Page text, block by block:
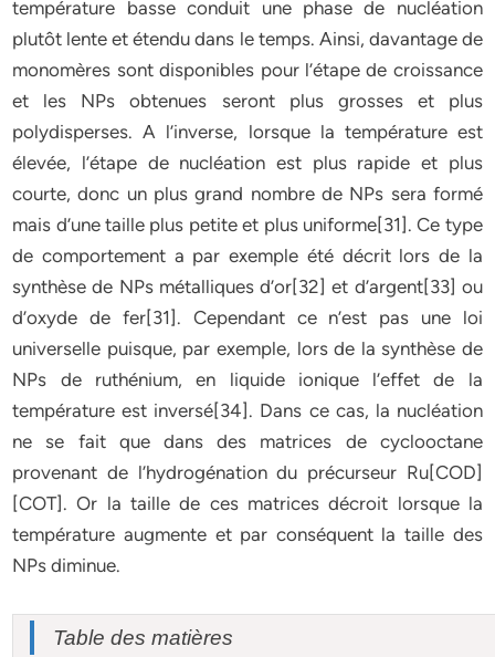
température basse conduit une phase de nucléation
plutôt lente et étendu dans le temps. Ainsi, davantage de
monomères sont disponibles pour l’étape de croissance
et les NPs obtenues seront plus grosses et plus
polydisperses. A l’inverse, lorsque la température est
élevée, l’étape de nucléation est plus rapide et plus
courte, donc un plus grand nombre de NPs sera formé
mais d’une taille plus petite et plus uniforme[31]. Ce type
de comportement a par exemple été décrit lors de la
synthèse de NPs métalliques d’or[32] et d’argent[33] ou
d’oxyde de fer[31]. Cependant ce n’est pas une loi
universelle puisque, par exemple, lors de la synthèse de
NPs de ruthénium, en liquide ionique l’effet de la
température est inversé[34]. Dans ce cas, la nucléation
ne se fait que dans des matrices de cyclooctane
provenant de l’hydrogénation du précurseur Ru[COD]
[COT]. Or la taille de ces matrices décroit lorsque la
température augmente et par conséquent la taille des
NPs diminue.
Table des matières